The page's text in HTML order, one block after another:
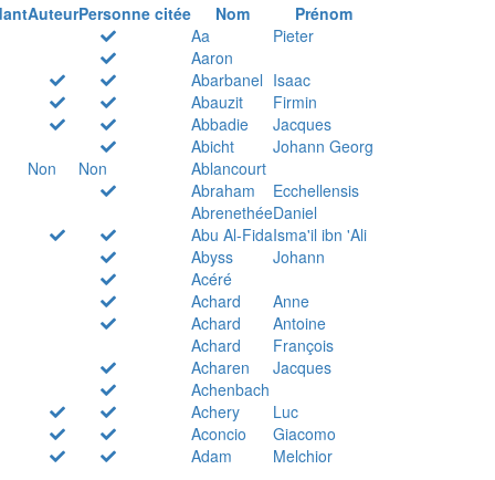
AuteurPersonne citée Nom
Prénom
Aa
Pieter
Aaron
Abarbanel Isaac
Abauzit
Firmin
Abbadie
Jacques
Abicht
Johann Georg
Non Non
Ablancourt
Abraham
Ecchellensis
AbrenethéeDaniel
Abu Al-FidaIsma'il ibn 'Ali
Abyss
Johann
Acéré
Achard
Anne
Achard
Antoine
Achard
François
Acharen
Jacques
Achenbach
Achery
Luc
Aconcio
Giacomo
Adam
Melchior